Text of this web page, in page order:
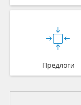
Предлоги